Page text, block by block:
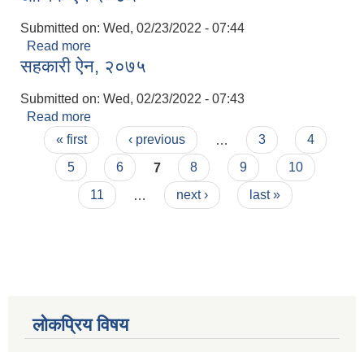
Submitted on: Wed, 02/23/2022 - 07:44
Read more
सहकारी ऐन, २०७५
Submitted on: Wed, 02/23/2022 - 07:43
Read more
Pages
« first ‹ previous 3
4
5
6 7 8 9
10
11
next › last »
लोकप्रिय विषय